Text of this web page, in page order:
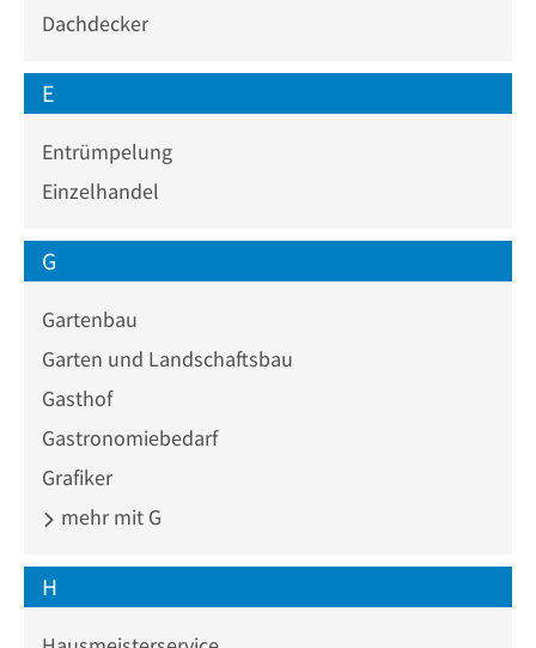
Dachdecker
E
Entrümpelung
Einzelhandel
G
Gartenbau
Garten und Landschaftsbau
Gasthof
Gastronomiebedarf
Grafiker
mehr mit G
H